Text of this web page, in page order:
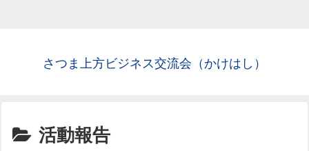
さつま上方ビジネス交流会（かけはし）
活動報告